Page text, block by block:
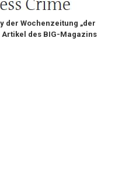
der Wochenzeitung „der
des BIG-Magazins